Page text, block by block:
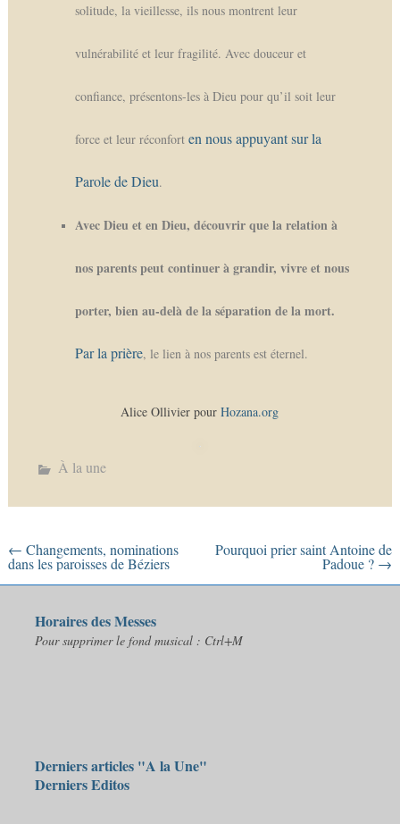
solitude, la vieillesse, ils nous montrent leur
vulnérabilité et leur fragilité. Avec douceur et
confiance, présentons-les à Dieu pour qu’il soit leur
force et leur réconfort en nous appuyant sur la
Parole de Dieu.
Avec Dieu et en Dieu, découvrir que la relation à
nos parents peut continuer à grandir, vivre et nous
porter, bien au-delà de la séparation de la mort.
Par la prière, le lien à nos parents est éternel.
Alice Ollivier pourHozana.org
À la une
← Changements, nominations
dans les paroisses de Béziers
Pourquoi prier saint Antoine de
Padoue ? →
Horaires des Messes
Pour supprimer le fond musical : Ctrl+M
Derniers articles "A la Une"
Derniers Editos